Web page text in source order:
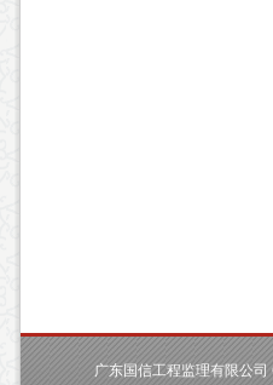
广东国信工程监理有限公司